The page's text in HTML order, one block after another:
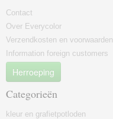
Contact
Over Everycolor
Verzendkosten en voorwaarden
Information foreign customers
Herroeping
Categorieën
kleur en grafietpotloden